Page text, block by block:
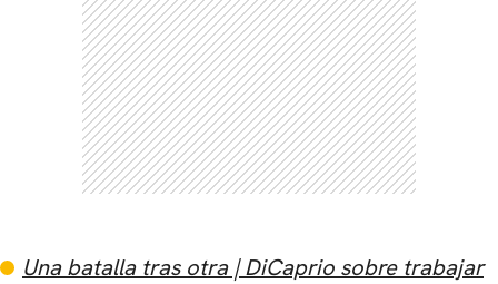
Una batalla tras otra | DiCaprio sobre trabajar